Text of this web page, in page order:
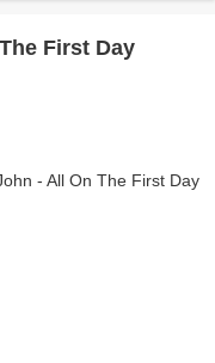
First Day